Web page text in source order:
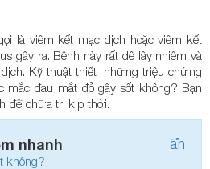
là viêm kết mạc dịch hoặc viêm kết
gây ra. Bệnh này rất dễ lây nhiễm và
Kỹ thuật thiết những triệu chứng
mắc đau mắt đỏ gây sốt không? Bạn
để chữa trị kịp thời.
nhanh ẩn
không?